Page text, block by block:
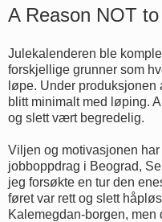
A Reason NOT
Julekalenderen ble
forskjellige grunner som
løpe. Under
blitt minimalt med løping.
og slett vært begredelig.
Viljen og motivasjonen
jobboppdrag i Beograd,
jeg forsøkte en tur den
føret var rett og slett
Kalemegdan-borgen, men